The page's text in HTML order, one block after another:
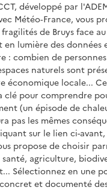
développé par
Météo‑France, vous
de Bruys face
en lumière des données
: combien de personnes
naturels sont
économique locale...
clé pour comprendre
(un épisode de
pas les mêmes
sur le lien ci-avant,
propose de choisir
agriculture,
Sélectionnez en une
et documenté